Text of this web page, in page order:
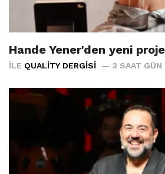
Hande Yener'den yeni
İLE QUALITY DERGISI 3 SAAT GÜN